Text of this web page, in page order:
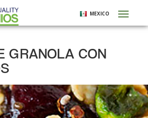
MEXICO
GRANOLA CON